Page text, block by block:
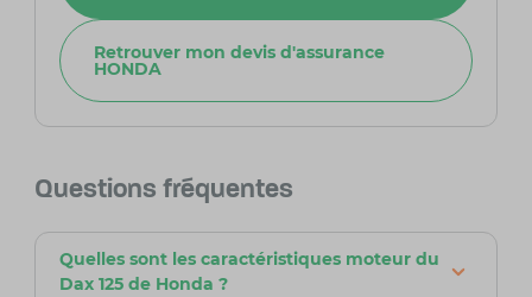
Retrouver mon devis d'assurance
HONDA
Questions fréquentes
Quelles sont les caractéristiques moteur du
Dax 125 de Honda ?